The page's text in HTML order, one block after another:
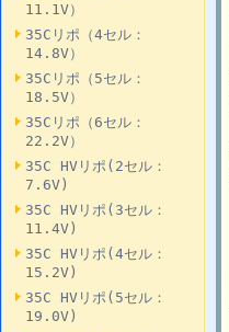
11.1V）
35Cリポ（4セル：
14.8V）
35Cリポ（5セル：
18.5V）
35Cリポ（6セル：
22.2V）
35C HVリポ(2セル：
7.6V)
35C HVリポ(3セル：
11.4V)
35C HVリポ(4セル：
15.2V)
35C HVリポ(5セル：
19.0V)